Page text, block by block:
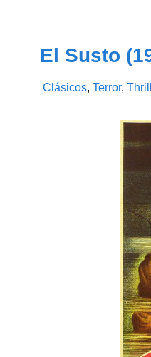
El Susto
Clásicos,Terror,